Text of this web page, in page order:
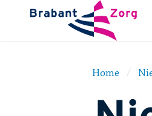
BrabantZorg Logo
Home